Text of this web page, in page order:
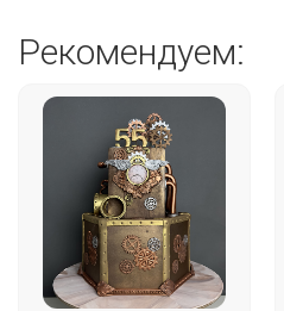
Рекомендуем: